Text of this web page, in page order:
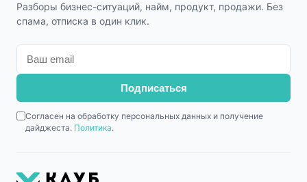
Разборы бизнес-ситуаций, найм, продукт, продажи. Без
спама, отписка в один клик.
Подписаться
Согласен на обработку персональных данных и получение
дайджеста. Политика.